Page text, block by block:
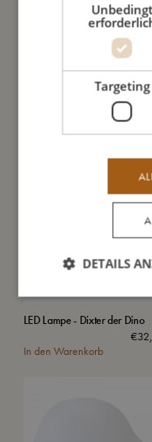
LED Schildkröte Nachtlampe
€
LED Lampe - Dixter der Dino
€
In den Warenkorb
Targeting
DETAILS